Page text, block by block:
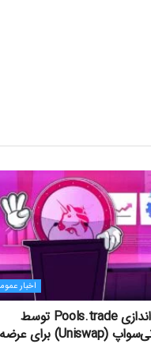
اخبار
راه‌اندازی Pools.trade توسط
یونی‌سواپ (Uniswap) برای عرضه